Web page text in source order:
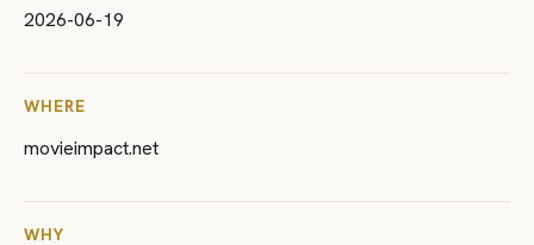
2026-06-19
WHERE
movieimpact.net
WHY